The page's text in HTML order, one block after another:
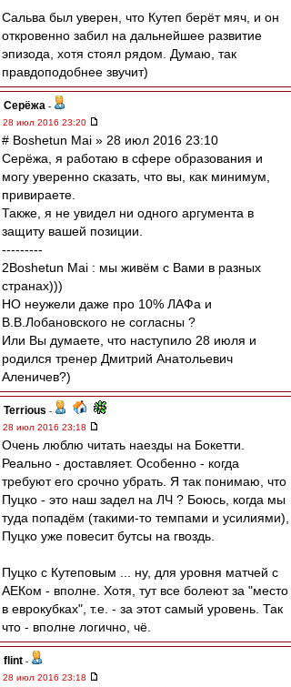
Сальва был уверен, что Кутеп берёт мяч, и он
откровенно забил на дальнейшее развитие
эпизода, хотя стоял рядом. Думаю, так
правдоподобнее звучит)
Серёжа -
28 июл 2016 23:20
# Boshetun Mai » 28 июл 2016 23:10
Серёжа, я работаю в сфере образования и
могу уверенно сказать, что вы, как минимум,
привираете.
Также, я не увидел ни одного аргумента в
защиту вашей позиции.
---------
2Boshetun Mai : мы живём с Вами в разных
странах)))
НО неужели даже про 10% ЛАФа и
В.В.Лобановского не согласны ?
Или Вы думаете, что наступило 28 июля и
родился тренер Дмитрий Анатольевич
Аленичев?)
Terrious -
28 июл 2016 23:18
Очень люблю читать наезды на Бокетти.
Реально - доставляет. Особенно - когда
требуют его срочно убрать. Я так понимаю, что
Пуцко - это наш задел на ЛЧ ? Боюсь, когда мы
туда попадём (такими-то темпами и усилиями),
Пуцко уже повесит бутсы на гвоздь.
Пуцко с Кутеповым ... ну, для уровня матчей с
АЕКом - вполне. Хотя, тут все болеют за "место
в еврокубках", т.е. - за этот самый уровень. Так
что - вполне логично, чё.
flint -
28 июл 2016 23:18